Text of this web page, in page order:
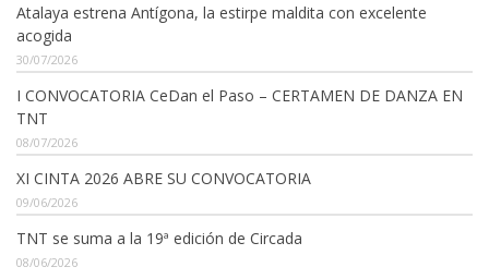
Atalaya estrena Antígona, la estirpe maldita con excelente
acogida
30/07/2026
I CONVOCATORIA CeDan el Paso – CERTAMEN DE DANZA EN
TNT
08/07/2026
XI CINTA 2026 ABRE SU CONVOCATORIA
09/06/2026
TNT se suma a la 19ª edición de Circada
08/06/2026